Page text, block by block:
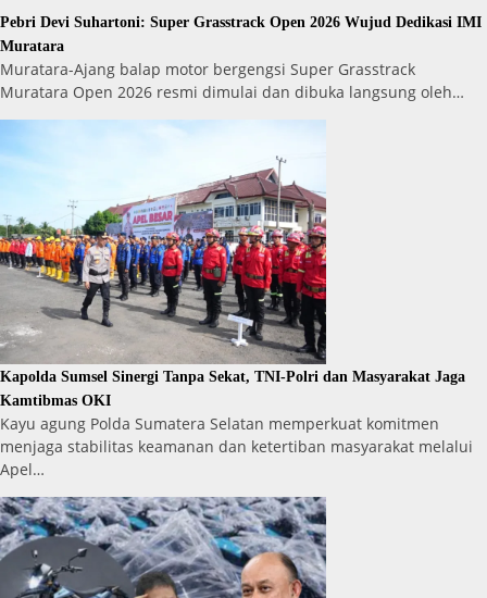
Pebri Devi Suhartoni: Super Grasstrack Open 2026 Wujud Dedikasi IMI
Muratara
Muratara-Ajang balap motor bergengsi Super Grasstrack
Muratara Open 2026 resmi dimulai dan dibuka langsung oleh…
Kapolda Sumsel Sinergi Tanpa Sekat, TNI-Polri dan Masyarakat Jaga
Kamtibmas OKI
Kayu agung Polda Sumatera Selatan memperkuat komitmen
menjaga stabilitas keamanan dan ketertiban masyarakat melalui
Apel…